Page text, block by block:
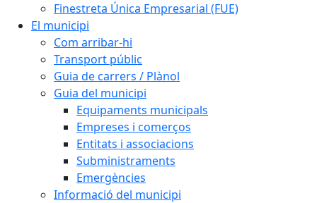
Finestreta Única Empresarial (FUE)
El municipi
Com arribar-hi
Transport públic
Guia de carrers / Plànol
Guia del municipi
Equipaments municipals
Empreses i comerços
Entitats i associacions
Subministraments
Emergències
Informació del municipi